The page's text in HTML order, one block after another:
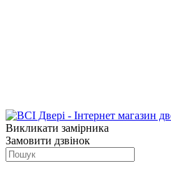
Викликати замірника
Замовити дзвінок